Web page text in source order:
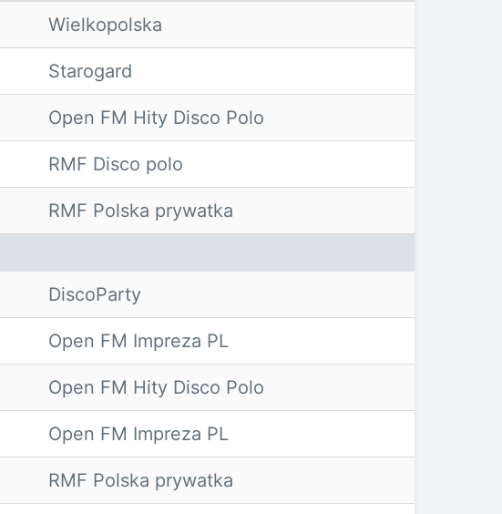
Wielkopolska
Starogard
Open FM Hity Disco Polo
RMF Disco polo
RMF Polska prywatka
DiscoParty
Open FM Impreza PL
Open FM Hity Disco Polo
Open FM Impreza PL
RMF Polska prywatka